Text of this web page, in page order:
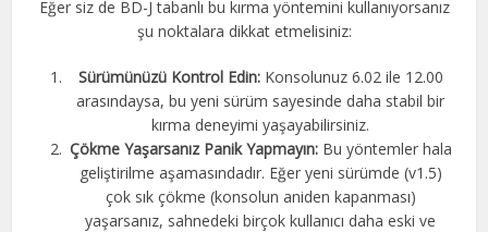
Eğer siz de BD-J tabanlı bu kırma yöntemini kullanıyorsanız
şu noktalara dikkat etmelisiniz:
Sürümünüzü Kontrol Edin:Konsolunuz 6.02 ile 12.00
arasındaysa, bu yeni sürüm sayesinde daha stabil bir
kırma deneyimi yaşayabilirsiniz.
Çökme Yaşarsanız Panik Yapmayın:Bu yöntemler hala
geliştirilme aşamasındadır. Eğer yeni sürümde (v1.5)
çok sık çökme (konsolun aniden kapanması)
yaşarsanız, sahnedeki birçok kullanıcı daha eski ve